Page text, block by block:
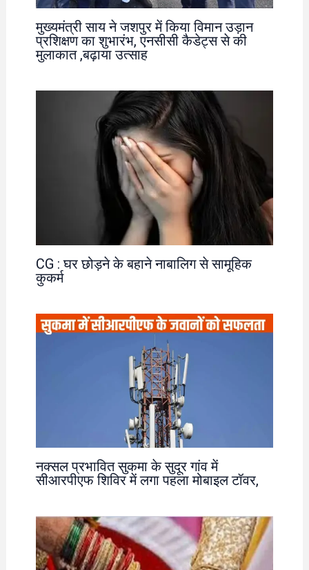
मुख्यमंत्री साय ने जशपुर में किया विमान उड़ान
प्रशिक्षण का शुभारंभ, एनसीसी कैडेट्स से की
मुलाकात ,बढ़ाया उत्साह
CG : घर छोड़ने के बहाने नाबालिग से सामूहिक
कुकर्म
नक्सल प्रभावित सुकमा के सुदूर गांव में
सीआरपीएफ शिविर में लगा पहला मोबाइल टॉवर,